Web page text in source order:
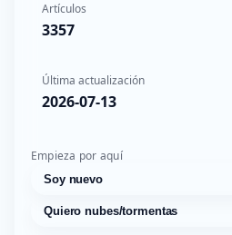
Artículos
3357
Última actualización
2026-07-13
Empieza por aquí
Soy nuevo
Quiero nubes/tormentas